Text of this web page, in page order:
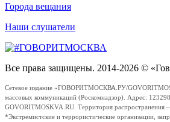
Города вещания
Наши слушатели
Все права защищены. 2014-2026 ©
Сетевое издание «ГОВОРИТМОСКВА.РУ/
массовых коммуникаций (Роскомнадзор). Адрес:
GOVORITMOSKVA.RU. Территория распространения
*Экстремистские и террористические организации,